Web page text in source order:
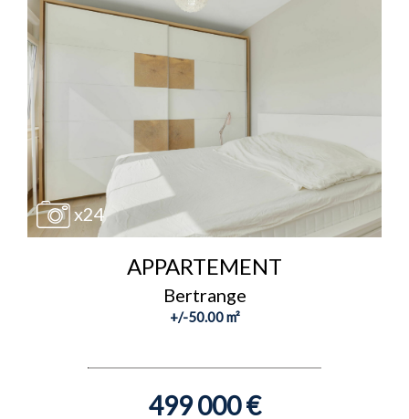
x24
APPARTEMENT
Bertrange
+/-50.00 m²
499 000 €